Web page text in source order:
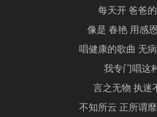
每天开 爸爸
像是 春艳 用感
唱健康的歌曲 无
我专门唱这
言之无物 执迷
不知所云 正所谓